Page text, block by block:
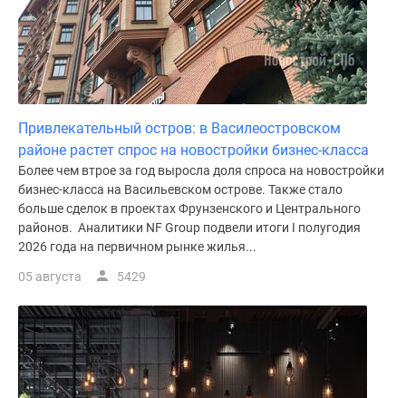
Привлекательный остров: в Василеостровском
районе растет спрос на новостройки бизнес-класса
Более чем втрое за год выросла доля спроса на новостройки
бизнес-класса на Васильевском острове. Также стало
больше сделок в проектах Фрунзенского и Центрального
районов. Аналитики NF Group подвели итоги I полугодия
2026 года на первичном рынке жилья...
05 августа 5429